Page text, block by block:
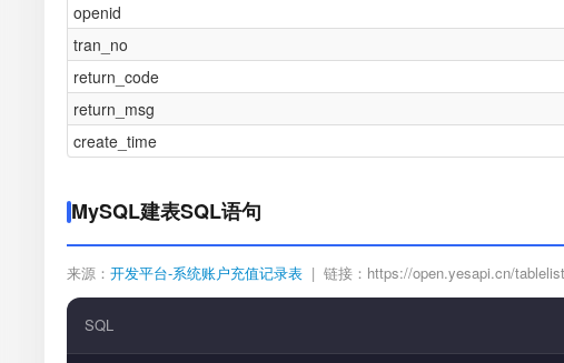
openid
tran_no
return_code
return_msg
create_time
MySQL建表SQL语句
来源： 开发平台-系统账户充值记录表 | 链接：https://open.yesapi.cn/
SQL